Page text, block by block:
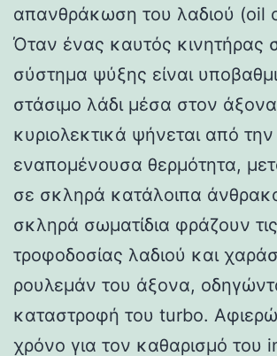
απανθράκωση του λαδιού (oil
Όταν ένας καυτός κινητήρας
σύστημα ψύξης είναι
στάσιμο λάδι μέσα στον
κυριολεκτικά ψήνεται από την
εναπομένουσα θερμότητα,
σε σκληρά κατάλοιπα
σκληρά σωματίδια φράζουν
τροφοδοσίας λαδιού και
ρουλεμάν του άξονα,
καταστροφή του turbo.
χρόνο για τον καθαρισμό του